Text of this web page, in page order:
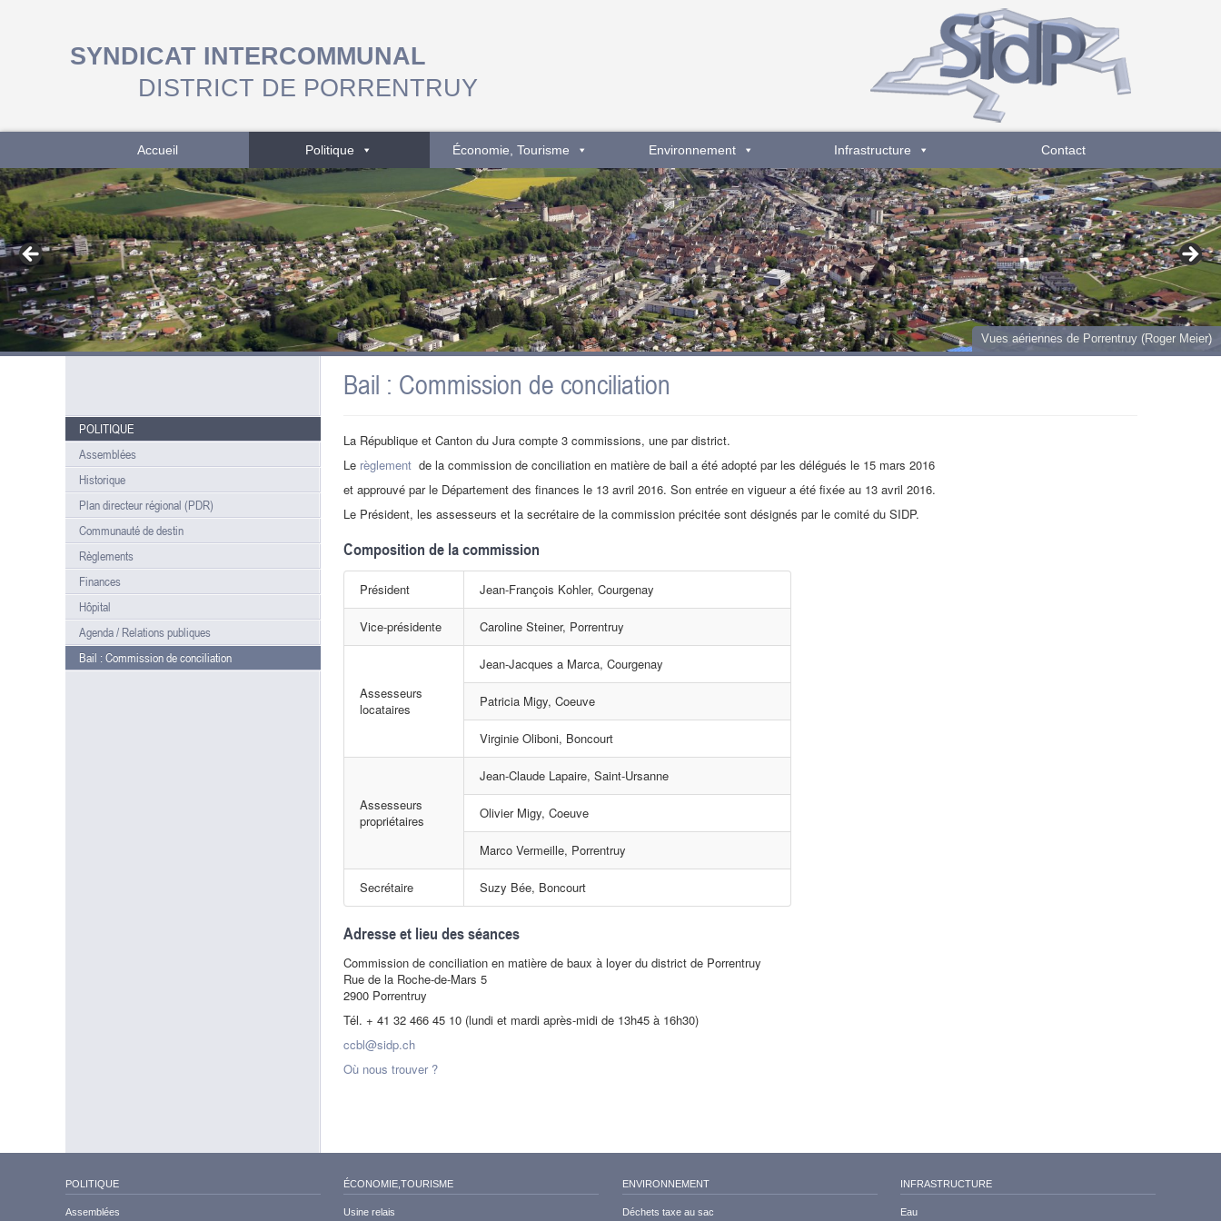
SYNDICAT INTERCOMMUNAL
DISTRICT DE PORRENTRUY
Accueil Politique Économie, Tourisme Environnement Infrastructure Contact
Vues aériennes de Porrentruy (Roger Meier)
POLITIQUE
Assemblées
Historique
Plan directeur régional (PDR)
Communauté de destin
Règlements
Finances
Hôpital
Agenda / Relations publiques
Bail : Commission de conciliation
Bail : Commission de conciliation
La République et Canton du Jura compte 3 commissions, une par district.
Le règlement de la commission de conciliation en matière de bail a été adopté par les délégués le 15 mars 2016
et approuvé par le Département des finances le 13 avril 2016. Son entrée en vigueur a été fixée au 13 avril 2016.
Le Président, les assesseurs et la secrétaire de la commission précitée sont désignés par le comité du SIDP.
Composition de la commission
Président Jean-François Kohler, Courgenay
Vice-présidente Caroline Steiner, Porrentruy
Assesseurs
locataires
Jean-Jacques a Marca, Courgenay
Patricia Migy, Coeuve
Virginie Oliboni, Boncourt
Assesseurs
propriétaires
Jean-Claude Lapaire, Saint-Ursanne
Olivier Migy, Coeuve
Marco Vermeille, Porrentruy
Secrétaire Suzy Bée, Boncourt
Adresse et lieu des séances
Commission de conciliation en matière de baux à loyer du district de Porrentruy
Rue de la Roche-de-Mars 5
2900 Porrentruy
Tél. + 41 32 466 45 10 (lundi et mardi après-midi de 13h45 à 16h30)
ccbl@sidp.ch
Où nous trouver ?
POLITIQUE
Assemblées
ÉCONOMIE,TOURISME
Usine relais
ENVIRONNEMENT
Déchets taxe au sac
INFRASTRUCTURE
Eau